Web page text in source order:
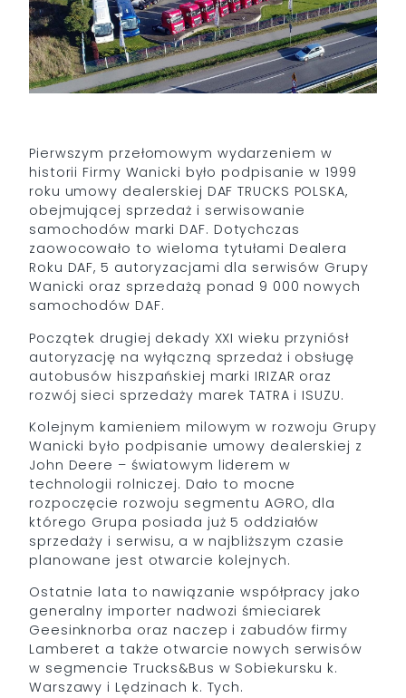
Pierwszym przełomowym wydarzeniem w
historii Firmy Wanicki było podpisanie w 1999
roku umowy dealerskiej DAF TRUCKS POLSKA,
obejmującej sprzedaż i serwisowanie
samochodów marki DAF. Dotychczas
zaowocowało to wieloma tytułami Dealera
Roku DAF, 5 autoryzacjami dla serwisów Grupy
Wanicki oraz sprzedażą ponad 9 000 nowych
samochodów DAF.
Początek drugiej dekady XXI wieku przyniósł
autoryzację na wyłączną sprzedaż i obsługę
autobusów hiszpańskiej marki IRIZAR oraz
rozwój sieci sprzedaży marek TATRA i ISUZU.
Kolejnym kamieniem milowym w rozwoju Grupy
Wanicki było podpisanie umowy dealerskiej z
John Deere – światowym liderem w
technologii rolniczej. Dało to mocne
rozpoczęcie rozwoju segmentu AGRO, dla
którego Grupa posiada już 5 oddziałów
sprzedaży i serwisu, a w najbliższym czasie
planowane jest otwarcie kolejnych.
Ostatnie lata to nawiązanie współpracy jako
generalny importer nadwozi śmieciarek
Geesinknorba oraz naczep i zabudów firmy
Lamberet a także otwarcie nowych serwisów
w segmencie Trucks&Bus w Sobiekursku k.
Warszawy i Lędzinach k. Tych.